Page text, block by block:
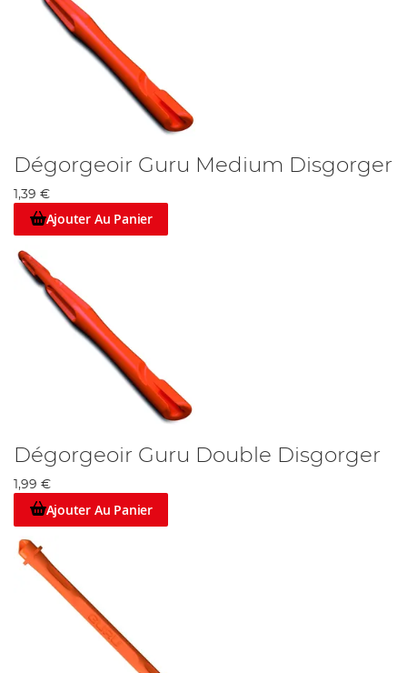
Dégorgeoir Guru Medium Disgorger
1,39 €
Ajouter Au Panier
Dégorgeoir Guru Double Disgorger
1,99 €
Ajouter Au Panier